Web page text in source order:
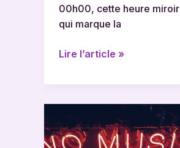
00h00, cette heure miroir
qui marque la
Lire l’article »
stand
by